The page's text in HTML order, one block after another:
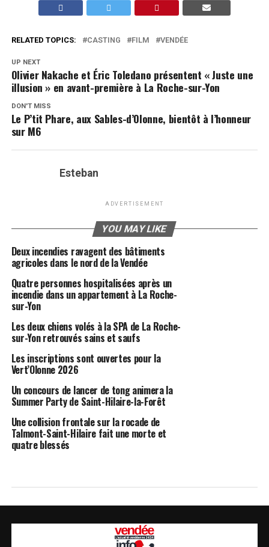
RELATED TOPICS: CASTING FILM VENDÉE
UP NEXT
Olivier Nakache et Éric Toledano présentent « Juste une
illusion » en avant-première à La Roche-sur-Yon
DON'T MISS
Le P’tit Phare, aux Sables-d’Olonne, bientôt à l’honneur
sur M6
Esteban
ADVERTISEMENT
YOU MAY LIKE
Deux incendies ravagent des bâtiments
agricoles dans le nord de la Vendée
Quatre personnes hospitalisées après un
incendie dans un appartement à La Roche-
sur-Yon
Les deux chiens volés à la SPA de La Roche-
sur-Yon retrouvés sains et saufs
Les inscriptions sont ouvertes pour la
Vert’Olonne 2026
Un concours de lancer de tong animera la
Summer Party de Saint-Hilaire-la-Forêt
Une collision frontale sur la rocade de
Talmont-Saint-Hilaire fait une morte et
quatre blessés